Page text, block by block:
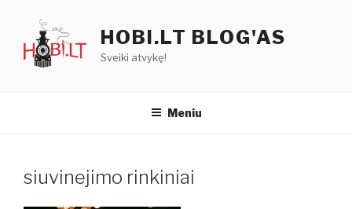
turinio
HOBI.LT BLOG'AS
Sveiki atvykę!
Meniu
siuvinejimo rinkiniai